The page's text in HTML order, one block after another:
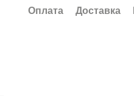
Оплата
Доставка